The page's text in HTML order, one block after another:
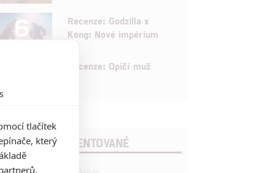
6
Recenze: Godzilla x
Kong: Nové impérium
Recenze: Opičí muž
KOMENTOVANÉ
3
tlačítek
který